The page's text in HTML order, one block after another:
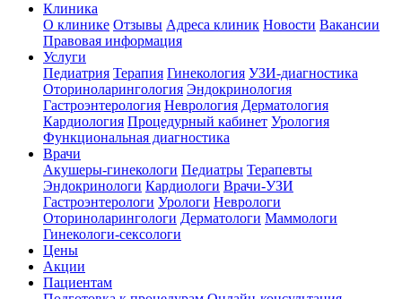
Клиника
О клинике Отзывы Адреса клиник Новости Вакансии
Правовая информация
Услуги
Педиатрия Терапия Гинекология УЗИ-диагностика
Оториноларингология Эндокринология
Гастроэнтерология Неврология Дерматология
Кардиология Процедурный кабинет Урология
Функциональная диагностика
Врачи
Акушеры-гинекологи Педиатры Терапевты
Эндокринологи Кардиологи Врачи-УЗИ
Гастроэнтерологи Урологи Неврологи
Оториноларингологи Дерматологи Маммологи
Гинекологи-сексологи
Цены
Акции
Пациентам